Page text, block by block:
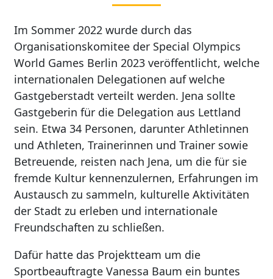
Im Sommer 2022 wurde durch das
Organisationskomitee der Special Olympics
World Games Berlin 2023 veröffentlicht, welche
internationalen Delegationen auf welche
Gastgeberstadt verteilt werden. Jena sollte
Gastgeberin für die Delegation aus Lettland
sein. Etwa 34 Personen, darunter Athletinnen
und Athleten, Trainerinnen und Trainer sowie
Betreuende, reisten nach Jena, um die für sie
fremde Kultur kennenzulernen, Erfahrungen im
Austausch zu sammeln, kulturelle Aktivitäten
der Stadt zu erleben und internationale
Freundschaften zu schließen.
Dafür hatte das Projektteam um die
Sportbeauftragte Vanessa Baum ein buntes